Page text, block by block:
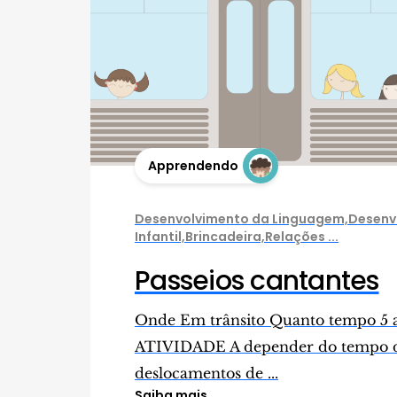
Apprendendo
Desenvolvimento da
Infantil,Brincadeira,Relações ...
Passeios cantantes
Onde Em trânsito Quanto tempo 5
ATIVIDADE A depender do tempo
deslocamentos de ...